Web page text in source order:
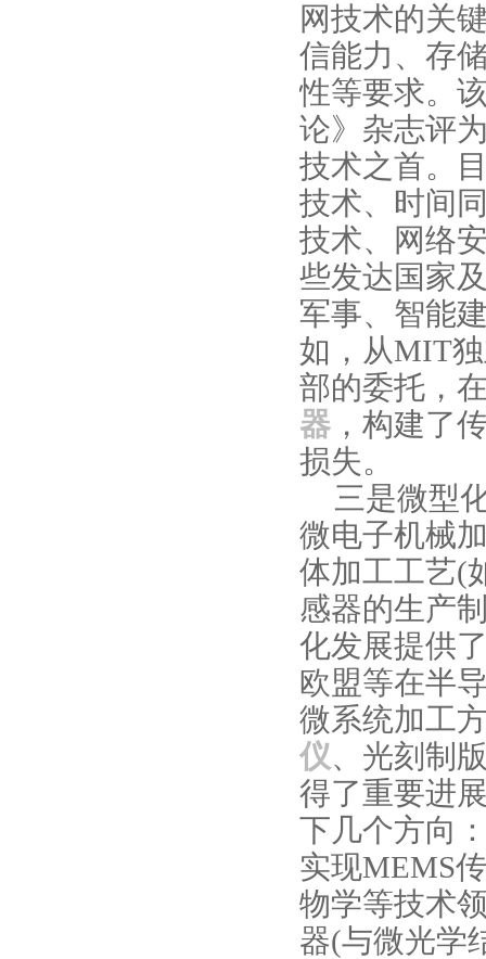
网技术的关
信能力、存
性等要求。
论》杂志评
技术之首。
技术、时间
技术、网络
些发达国家
军事、智能
如，从MIT
部的委托，
器 ，构建了
损失。
三是微型
微电子机械
体加工工艺(
感器的生产
化发展提供
欧盟等在半
微系统加工
仪、光刻制
得了重要进
下几个方向
实现MEMS
物学等技术
器(与微光学